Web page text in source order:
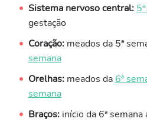
Sistema nervoso central:
gestação
Coração:meados da 5ª
semana
Orelhas:meados da 6ª
semana
Braços:início da 6ª semana